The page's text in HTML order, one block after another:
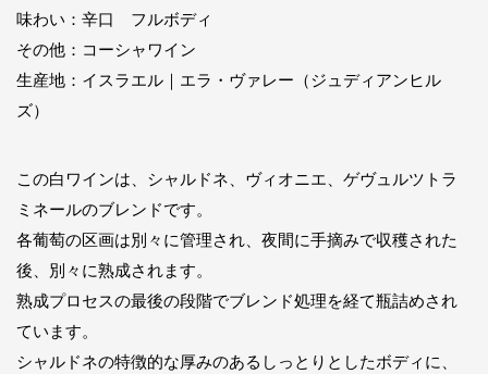
味わい：辛口 フルボディ
その他：コーシャワイン
生産地：イスラエル｜エラ・ヴァレー（ジュディアンヒル
ズ）
この白ワインは、シャルドネ、ヴィオニエ、ゲヴュルツトラ
ミネールのブレンドです。
各葡萄の区画は別々に管理され、夜間に手摘みで収穫された
後、別々に熟成されます。
熟成プロセスの最後の段階でブレンド処理を経て瓶詰めされ
ています。
シャルドネの特徴的な厚みのあるしっとりとしたボディに、